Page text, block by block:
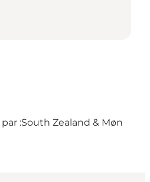
:South Zealand & Møn